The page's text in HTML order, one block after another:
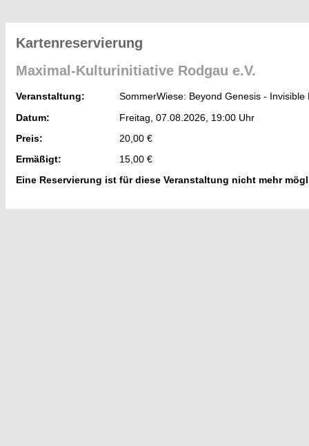
Kartenreservierung
Maximal-Kulturinitiative Rodgau e.V.
Veranstaltung:
SommerWiese: Beyond Genesis - Invisible
Datum:
Freitag, 07.08.2026, 19:00 Uhr
Preis:
20,00 €
Ermäßigt:
15,00 €
Eine Reservierung ist für diese Veranstaltung nicht mehr